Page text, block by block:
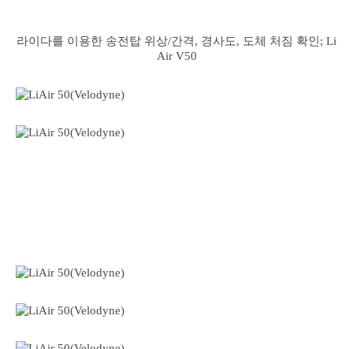
라이다를 이용한 송전탑 위상/간격, 경사도, 도체 처짐 확인; Li
Air V50